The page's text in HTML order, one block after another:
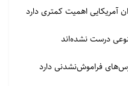
آمریکایی اهمیت کمتری دارد
درست نشده‌اند
فراموش‌نشدنی دارد